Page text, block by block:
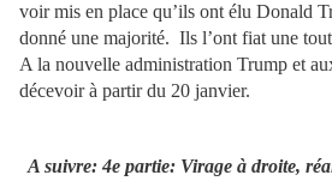
voir mis en place qu’ils ont élu Donald
donné une majorité. Ils l’ont fiat une
A la nouvelle administration Trump et
décevoir à partir du 20 janvier.
A suivre: 4e partie: Virage à droite,